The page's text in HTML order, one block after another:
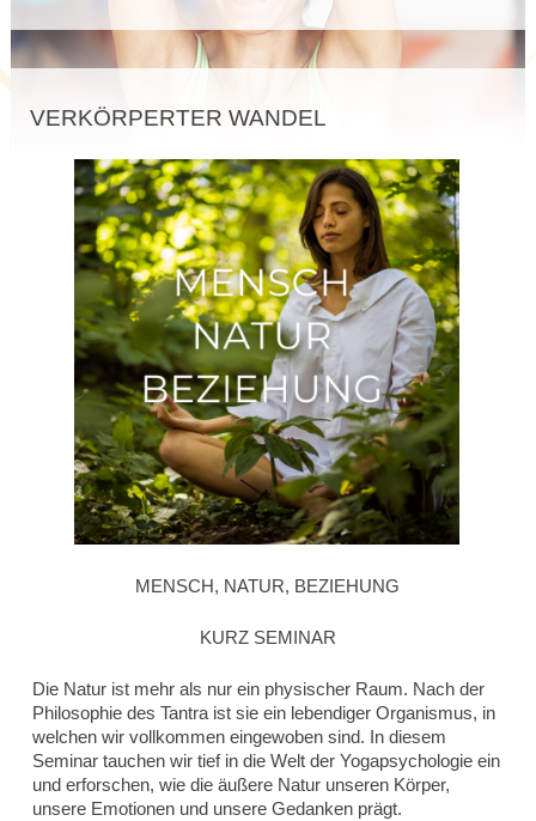
VERKÖRPERTER WANDEL
MENSCH, NATUR, BEZIEHUNG
KURZ SEMINAR
Die Natur ist mehr als nur ein physischer Raum. Nach der
Philosophie des Tantra ist sie ein lebendiger Organismus, in
welchen wir vollkommen eingewoben sind. In diesem
Seminar tauchen wir tief in die Welt der Yogapsychologie ein
und erforschen, wie die äußere Natur unseren Körper,
unsere Emotionen und unsere Gedanken prägt.